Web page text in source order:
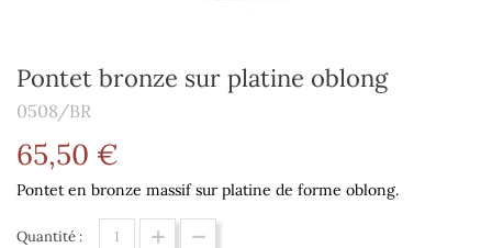
Pontet bronze sur platine oblong
0508/BR
65,50 €
Pontet en bronze massif sur platine de forme oblong.
Quantité :